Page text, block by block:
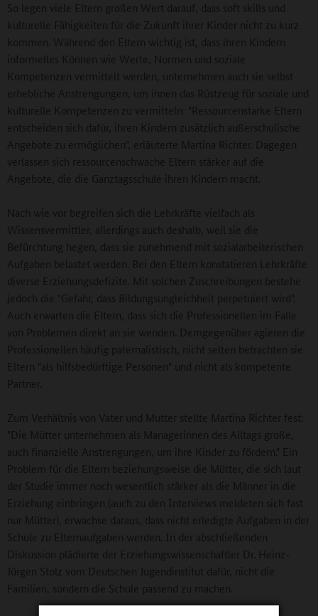
So legen viele Eltern großen Wert darauf, dass soft skills und
kulturelle Fähigkeiten für die Zukunft ihrer Kinder nicht zu kurz
kommen. Während den Eltern wichtig ist, dass ihren Kindern
informelles Können wie Werte, Normen und soziale
Kompetenzen vermittelt werden, unternehmen auch sie selbst
erhebliche Anstrengungen, um ihnen das Rüstzeug für soziale und
kulturelle Kompetenzen zu vermitteln: "Ressourcenstarke Eltern
entscheiden sich dafür, ihren Kindern zusätzlich außerschulische
Angebote zu ermöglichen", erläuterte Martina Richter. Dagegen
verlassen sich ressourcenschwache Eltern stärker auf die
Angebote, die die Ganztagsschule ihren Kindern macht.
Nach wie vor begreifen sich die Lehrkräfte vielfach als
Wissensvermittler, allerdings auch deshalb, weil sie die
Befürchtung hegen, dass sie zunehmend mit sozialarbeiterischen
Aufgaben belastet werden. Bei den Eltern konstatieren Lehrkräfte
diverse Erziehungsdefizite. Mit solchen Zuschreibungen bestehe
jedoch die "Gefahr, dass Bildungsungleichheit perpetuiert wird".
Auch erwarten die Eltern, dass sich die Professionellen im Falle
von Problemen direkt an sie wenden. Demgegenüber agieren die
Professionellen häufig paternalistisch, nicht selten betrachten sie
Eltern "als hilfsbedürftige Personen" und nicht als kompetente
Partner.
Zum Verhältnis von Vater und Mutter stellte Martina Richter fest:
"Die Mütter unternehmen als Managerinnen des Alltags große,
auch finanzielle Anstrengungen, um ihre Kinder zu fördern." Ein
Problem für die Eltern beziehungsweise die Mütter, die sich laut
der Studie immer noch wesentlich stärker als die Männer in die
Erziehung einbringen (auch zu den Interviews meldeten sich fast
nur Mütter), erwachse daraus, dass nicht erledigte Aufgaben in der
Schule zu Elternaufgaben werden. In der abschließenden
Diskussion plädierte der Erziehungswissenschaftler Dr. Heinz-
Jürgen Stolz vom Deutschen Jugendinstitut dafür, nicht die
Familien, sondern die Schule passend zu machen.